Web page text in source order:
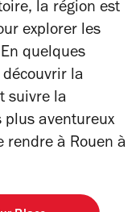
la région est
explorer les
quelques
la
suivre la
plus aventureux
rendre à Rouen à